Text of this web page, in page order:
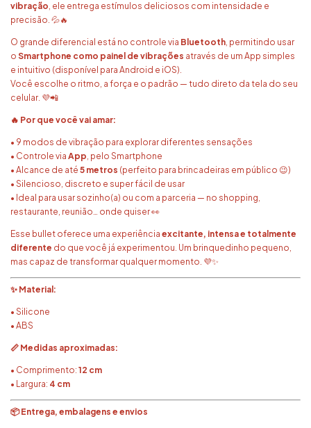
vibração, ele entrega estímulos deliciosos com intensidade e
precisão. 💦🔥
O grande diferencial está no controle via Bluetooth, permitindo usar
o Smartphone como painel de vibrações através de um App simples
e intuitivo (disponível para Android e iOS).
Você escolhe o ritmo, a força e o padrão — tudo direto da tela do seu
celular. 💜📲
🔥 Por que você vai amar:
• 9 modos de vibração para explorar diferentes sensações
• Controle via App, pelo Smartphone
• Alcance de até 5 metros (perfeito para brincadeiras em público 😉)
• Silencioso, discreto e super fácil de usar
• Ideal para usar sozinho(a) ou com a parceria — no shopping,
restaurante, reunião… onde quiser 👀
Esse bullet oferece uma experiência excitante, intensa e totalmente
diferente do que você já experimentou. Um brinquedinho pequeno,
mas capaz de transformar qualquer momento. 💜✨
✨ Material:
• Silicone
• ABS
📏 Medidas aproximadas:
• Comprimento: 12 cm
• Largura: 4 cm
📦 Entrega, embalagens e envios